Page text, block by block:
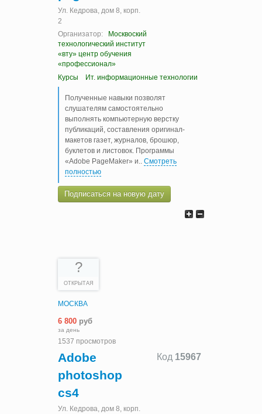
Ул. Кедрова, дом 8, корп.
2
Организатор:
Москвоский
технологический институт
«вту» центр обучения
«профессионал»
Курсы
Ит. информационные технологии
Полученные навыки позволят
слушателям самостоятельно
выполнять компьютерную верстку
публикаций, составления оригинал-
макетов газет, журналов, брошюр,
буклетов и листовок. Программы
«Adobe PageMaker» и
Смотреть
полностью
Подписаться на новую дату
?
ОТКРЫТАЯ
МОСКВА
6 800 руб
за день
1537 просмотров
Код 15967
Adobe
photoshop
cs4
Ул. Кедрова, дом 8, корп.